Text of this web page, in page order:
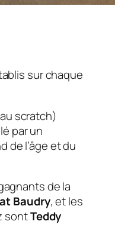
sur chaque
scratch)
par un
de l’âge et du
de la
Baudry, et les
sontTeddy